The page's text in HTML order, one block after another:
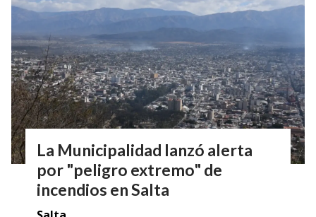
La Municipalidad lanzó alerta
por "peligro extremo" de
incendios en Salta